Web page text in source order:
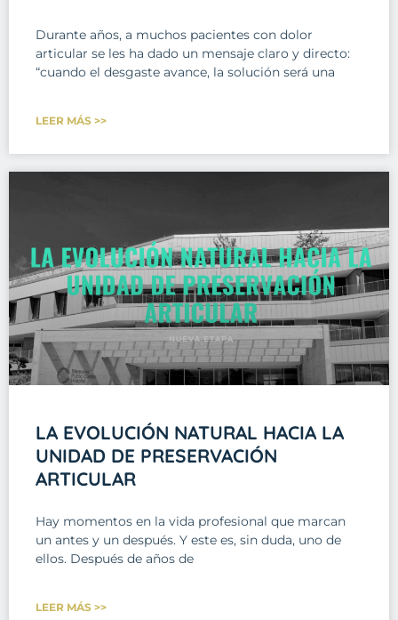
Durante años, a muchos pacientes con dolor
articular se les ha dado un mensaje claro y directo:
“cuando el desgaste avance, la solución será una
LEER MÁS >>
LA EVOLUCIÓN NATURAL HACIA LA
UNIDAD DE PRESERVACIÓN
ARTICULAR
Hay momentos en la vida profesional que marcan
un antes y un después. Y este es, sin duda, uno de
ellos. Después de años de
LEER MÁS >>